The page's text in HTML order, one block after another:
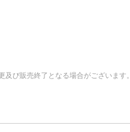
び販売終了となる場合がございます。